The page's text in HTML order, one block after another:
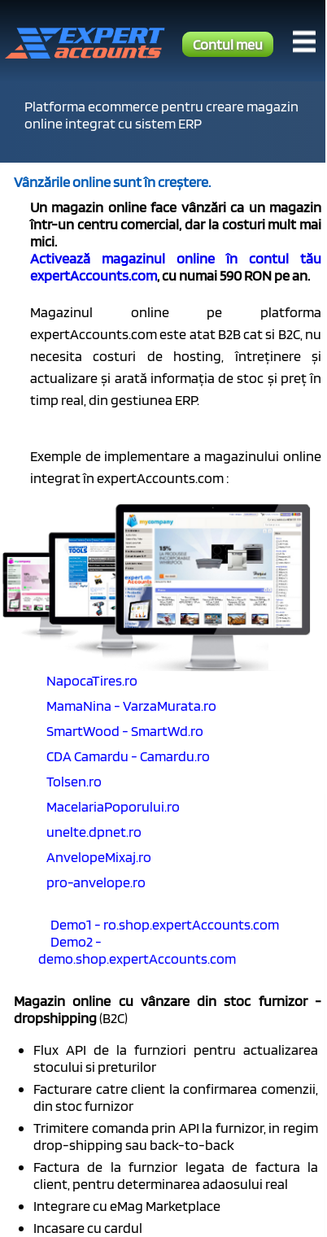
Contul meu
Platforma ecommerce pentru creare magazin
online integrat cu sistem ERP
Vânzările online sunt în creștere.
Un magazin online face vânzări ca un magazin
într-un centru comercial, dar la costuri mult mai
mici.
Activează magazinul online în contul tău
expertAccounts.com, cu numai 590 RON pe an.
Magazinul online pe platforma
expertAccounts.com este atat B2B cat si B2C, nu
necesita costuri de hosting, întreținere și
actualizare și arată informația de stoc și preț în
timp real, din gestiunea ERP.
Exemple de implementare a magazinului online
integrat în expertAccounts.com :
NapocaTires.ro
MamaNina - VarzaMurata.ro
SmartWood - SmartWd.ro
CDA Camardu - Camardu.ro
Tolsen.ro
MacelariaPoporului.ro
unelte.dpnet.ro
AnvelopeMixaj.ro
pro-anvelope.ro
Demo1 - ro.shop.expertAccounts.com
Demo2 -
demo.shop.expertAccounts.com
Magazin online cu vânzare din stoc furnizor -
dropshipping(B2C)
Flux API de la furnziori pentru actualizarea
stocului si preturilor
Facturare catre client la confirmarea comenzii,
din stoc furnizor
Trimitere comanda prin API la furnizor, in regim
drop-shipping sau back-to-back
Factura de la furnzior legata de factura la
client, pentru determinarea adaosului real
Integrare cu eMag Marketplace
Incasare cu cardul